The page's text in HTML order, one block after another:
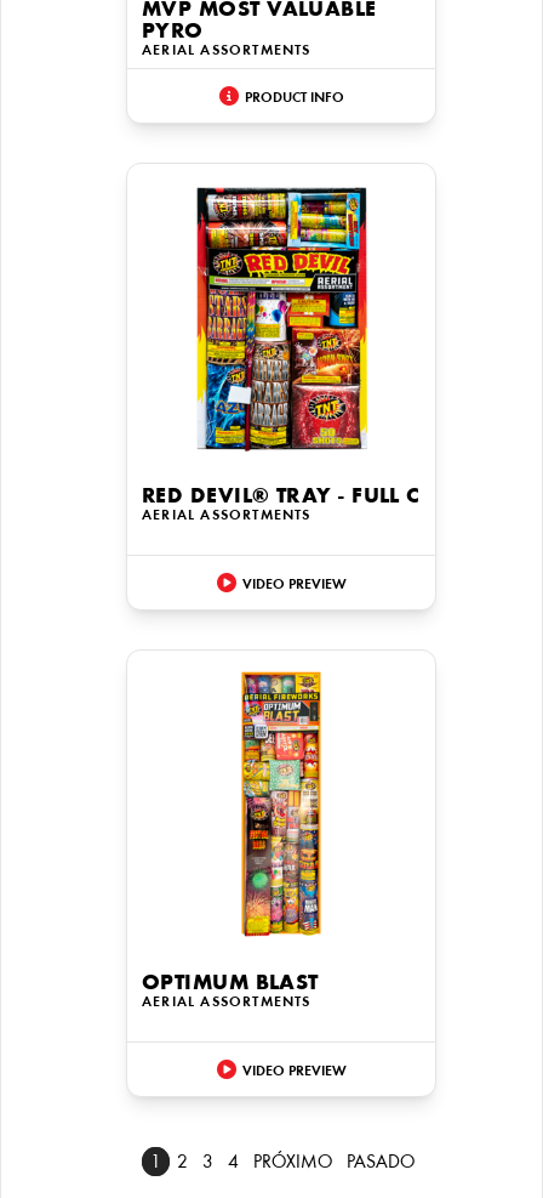
MVP MOST VALUABLE
PYRO
AERIAL ASSORTMENTS
PRODUCT INFO
RED DEVIL® TRAY - FULL C
AERIAL ASSORTMENTS
VIDEO PREVIEW
OPTIMUM BLAST
AERIAL ASSORTMENTS
VIDEO PREVIEW
2 3 4 PRÓXIMO PASADO